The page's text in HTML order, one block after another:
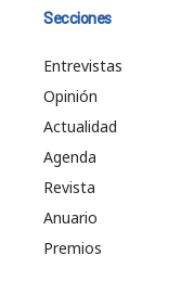
Secciones
Entrevistas
Opinión
Actualidad
Agenda
Revista
Anuario
Premios